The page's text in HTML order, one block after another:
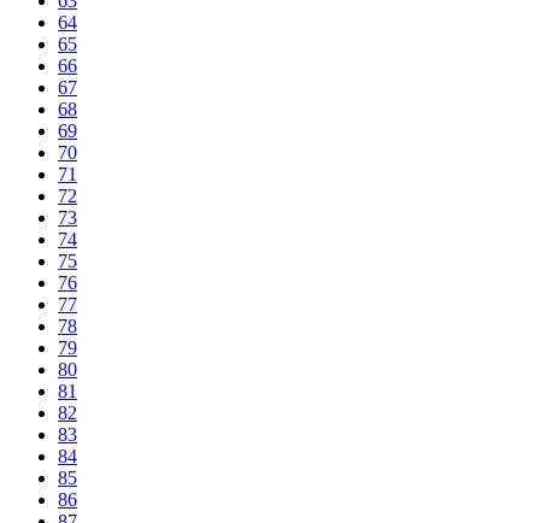
64
65
66
67
68
69
70
71
72
73
74
75
76
77
78
79
80
81
82
83
84
85
86